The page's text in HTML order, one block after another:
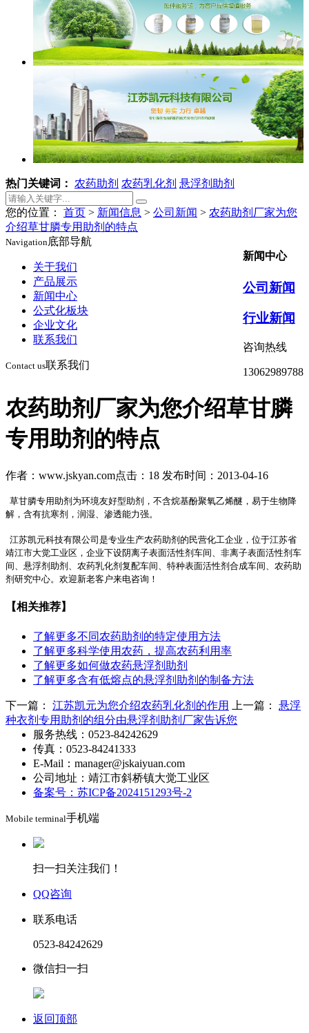
热门关键词： 农药助剂 农药乳化剂 悬浮剂助剂
您的位置： 首页 > 新闻信息 > 公司新闻 > 农药助剂厂家为您
介绍草甘膦专用助剂的特点
新闻中心
公司新闻
行业新闻
咨询热线
13062989788
农药助剂厂家为您介绍草甘膦
专用助剂的特点
作者：www.jskyan.com点击：18 发布时间：2013-04-16
草甘膦专用助剂为环境友好型助剂，不含烷基酚聚氧乙烯醚，易于生物降
解，含有抗寒剂，润湿、渗透能力强。
江苏凯元科技有限公司是专业生产农药助剂 的民营化工企业，位于江苏省
靖江市大觉工业区，企业下设阴离子表面活性剂 车间、非离子表面活性剂车
间、 悬浮剂助剂 农药乳化剂 复配车间、特种表面活性剂合成车间、 农药助
剂 研究中心。欢迎新老客户来电咨询！
【相关推荐】
了解更多不同农药助剂的特定使用方法
了解更多科学使用农药，提高农药利用率
了解更多如何做农药悬浮剂助剂
了解更多含有低熔点的悬浮剂助剂的制备方法
下一篇： 江苏凯元为您介绍农药乳化剂的作用 上一篇： 悬浮
种衣剂专用助剂的组分由悬浮剂助剂厂家告诉您
Navigation底部导航
关于我们
产品展示
新闻中心
公式化板块
企业文化
联系我们
Contact us联系我们
服务热线：0523-84242629
传真：0523-84241333
E-Mail：manager@jskaiyuan.com
公司地址：靖江市斜桥镇大觉工业区
备案号：苏ICP备2024151293号-2
Mobile terminal手机端
扫一扫关注我们！
QQ咨询
联系电话
0523-84242629
微信扫一扫
返回顶部